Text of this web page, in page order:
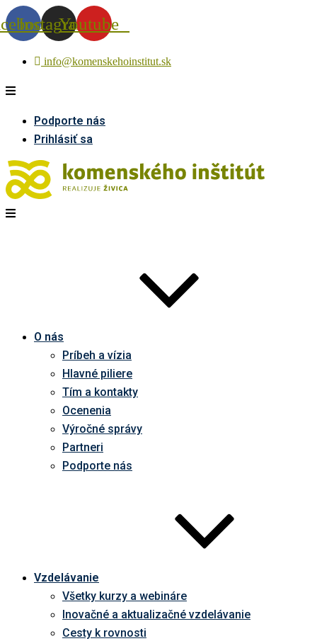
InstagramYoutube
info@komenskehoinstitut.sk
Podporte nás
Prihlásiť sa
O nás
Príbeh a vízia
Hlavné piliere
Tím a kontakty
Ocenenia
Výročné správy
Partneri
Podporte nás
Vzdelávanie
Všetky kurzy a webináre
Inovačné a aktualizačné vzdelávanie
Cesty k rovnosti